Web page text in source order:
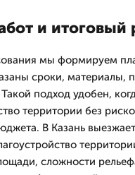
и итоговый
мы формируем
сроки, материалы,
подход удобен,
территории без
В Казань
сложности